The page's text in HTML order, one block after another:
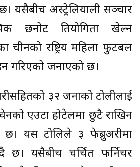
यसैबीच अस्ट्रेलियाली सञ्चार
छनोट प्रतियोगिता खेल्न
चीनको रष्ट्रिय महिला फुटबल
गरिएको जनाएको छ।
३२ जनाको टोलीलाई
एउटा होटेलमा छुटै राखिन
छ। यस टोलिले ३ फेब्रुअरीमा
छ। यसैबीच चर्चित फर्निचर